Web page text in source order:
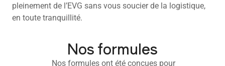
pleinement de l’EVG sans vous soucier de la logistique,
en toute tranquillité.
Nos formules
Nos formules ont été conçues pour